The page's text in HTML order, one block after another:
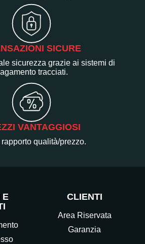
SICURE
sicurezza grazie ai sistemi di
tracciati.
VANTAGGIOSI
rapporto qualità/prezzo.
E
CLIENTI
Area Riservata
Garanzia